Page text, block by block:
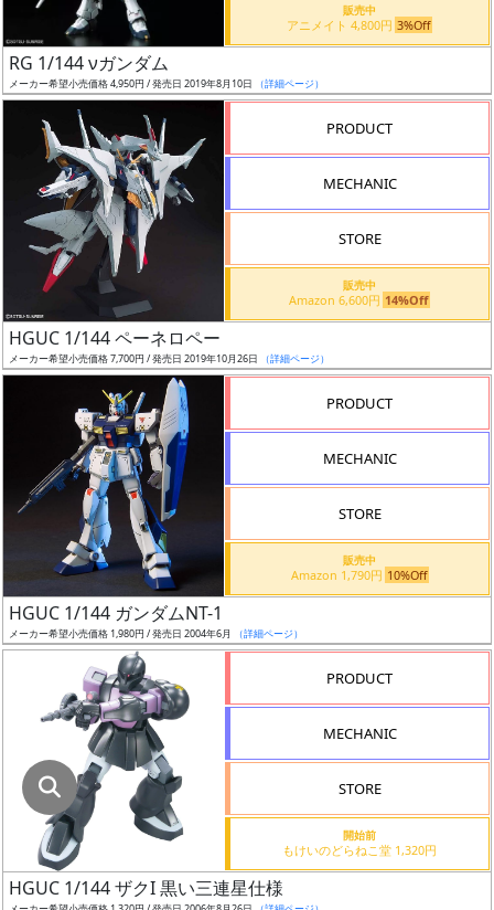
割
引
舗
た
が
最
安
ク
ス
販売中
アニメイト 4,800円 3%Off
RG 1/144 νガンダム
メーカー希望小売価格 4,950円 / 発売日 2019年8月10日 （詳細ページ）
PRODUCT
MECHANIC
STORE
販売中
Amazon 6,600円 14%Off
HGUC 1/144 ペーネロペー
メーカー希望小売価格 7,700円 / 発売日 2019年10月26日 （詳細ページ）
PRODUCT
MECHANIC
STORE
販売中
Amazon 1,790円 10%Off
HGUC 1/144 ガンダムNT-1
メーカー希望小売価格 1,980円 / 発売日 2004年6月 （詳細ページ）
PRODUCT
MECHANIC
STORE
開始前
もけいのどらねこ堂 1,320円
HGUC 1/144 ザクI 黒い三連星仕様